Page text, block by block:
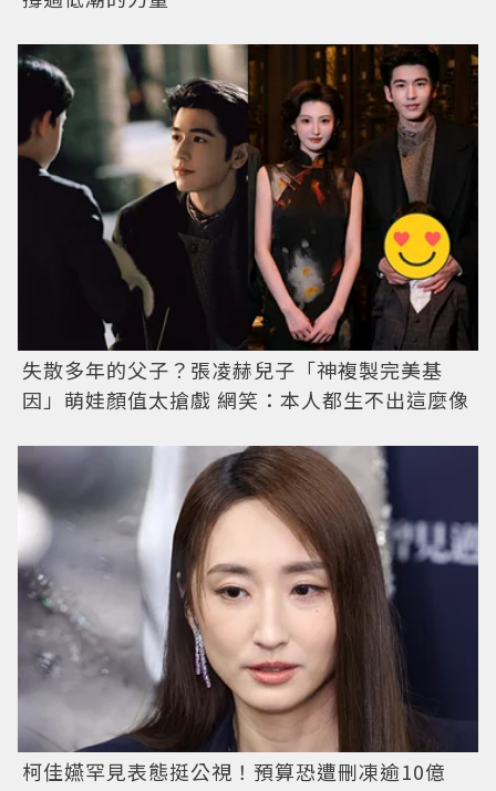
失散多年的父子？張凌赫兒子「神複製完美基
因」萌娃顏值太搶戲 網笑：本人都生不出這麼像
柯佳嬿罕見表態挺公視！預算恐遭刪凍逾10億